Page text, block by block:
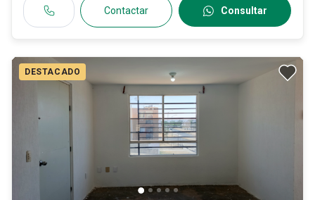
Contactar Consultar
DESTACADO